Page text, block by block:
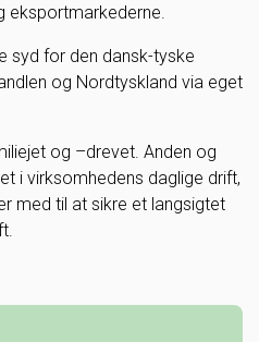
eksportmarkederne.
syd for den dansk-tyske
og Nordtyskland via eget
og –drevet. Anden og
i virksomhedens daglige drift,
med til at sikre et langsigtet